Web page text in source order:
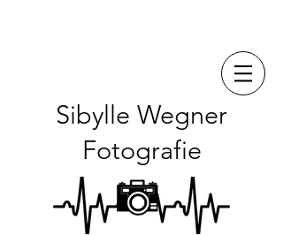
Sibylle Wegner
Fotografie